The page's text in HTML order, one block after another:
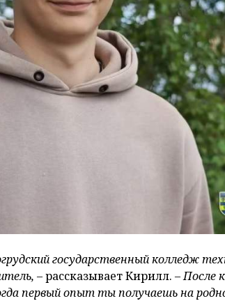
государственный колледж
– рассказывает Кирилл. – После
первый опыт ты получаешь на